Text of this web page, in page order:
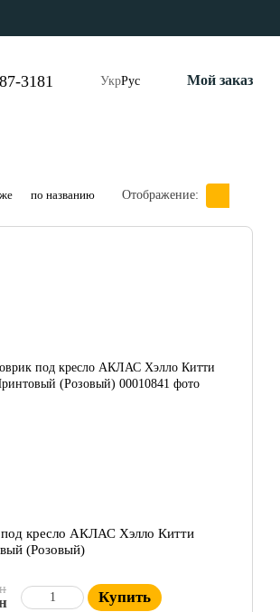
3181 УкрРус Мой заказ
по названию Отображение:
кресло АКЛАС Хэлло Китти
(Розовый)
Купить